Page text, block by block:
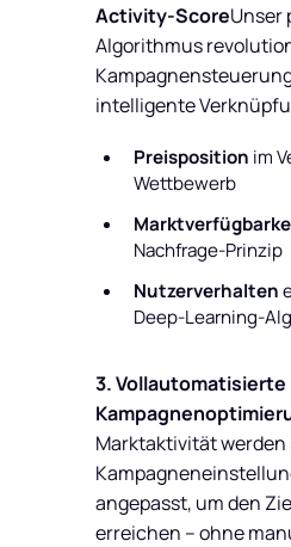
Activity-ScoreUnser
Algorithmus
intelligente
Preisposition im
Wettbewerb
Nachfrage-Prinzip
Nutzerverhalten
Deep-Learning-
3. Vollautomatisierte
Marktaktivität
angepasst, um den
erreichen – ohne